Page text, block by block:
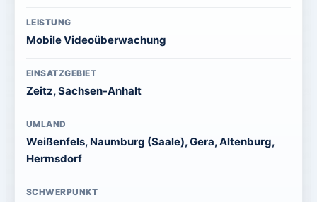
LEISTUNG
Mobile Videoüberwachung
EINSATZGEBIET
Zeitz, Sachsen-Anhalt
UMLAND
Weißenfels, Naumburg (Saale), Gera, Altenburg,
Hermsdorf
SCHWERPUNKT